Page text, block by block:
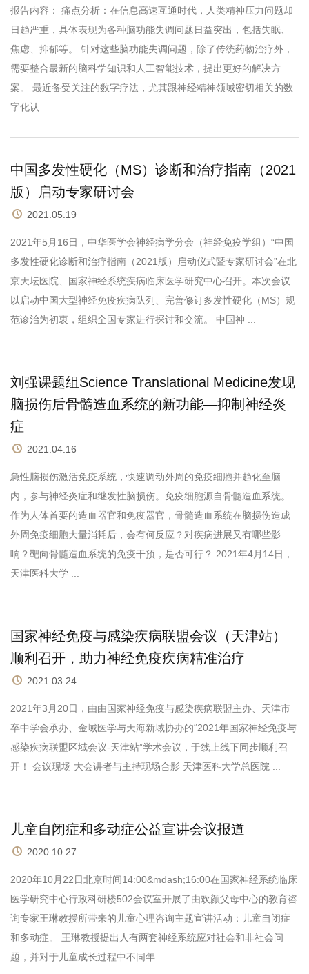
报告内容： 痛点分析：在信息高速互通时代，人类精神压力问题却
日趋严重，具体表现为各种脑功能失调问题日益突出，包括失眠、
焦虑、抑郁等。 针对这些脑功能失调问题，除了传统药物治疗外，
需要整合最新的脑科学知识和人工智能技术，提出更好的解决方
案。 最近备受关注的数字疗法，尤其跟神经精神领域密切相关的数
字化认 ...
中国多发性硬化（MS）诊断和治疗指南（2021
版）启动专家研讨会
2021.05.19
2021年5月16日，中华医学会神经病学分会（神经免疫学组）“中国
多发性硬化诊断和治疗指南（2021版）启动仪式暨专家研讨会”在北
京天坛医院、国家神经系统疾病临床医学研究中心召开。本次会议
以启动中国大型神经免疫疾病队列、完善修订多发性硬化（MS）规
范诊治为初衷，组织全国专家进行探讨和交流。 中国神 ...
刘强课题组Science Translational Medicine发现
脑损伤后骨髓造血系统的新功能—抑制神经炎
症
2021.04.16
急性脑损伤激活免疫系统，快速调动外周的免疫细胞并趋化至脑
内，参与神经炎症和继发性脑损伤。免疫细胞源自骨髓造血系统。
作为人体首要的造血器官和免疫器官，骨髓造血系统在脑损伤造成
外周免疫细胞大量消耗后，会有何反应？对疾病进展又有哪些影
响？靶向骨髓造血系统的免疫干预，是否可行？ 2021年4月14日，
天津医科大学 ...
国家神经免疫与感染疾病联盟会议（天津站）
顺利召开，助力神经免疫疾病精准治疗
2021.03.24
2021年3月20日，由由国家神经免疫与感染疾病联盟主办、天津市
卒中学会承办、金域医学与天海新域协办的“2021年国家神经免疫与
感染疾病联盟区域会议-天津站”学术会议，于线上线下同步顺利召
开！ 会议现场 大会讲者与主持现场合影 天津医科大学总医院 ...
儿童自闭症和多动症公益宣讲会议报道
2020.10.27
2020年10月22日北京时间14:00&mdash;16:00在国家神经系统临床
医学研究中心行政科研楼502会议室开展了由欢颜父母中心的教育咨
询专家王琳教授所带来的儿童心理咨询主题宣讲活动：儿童自闭症
和多动症。 王琳教授提出人有两套神经系统应对社会和非社会问
题，并对于儿童成长过程中不同年 ...